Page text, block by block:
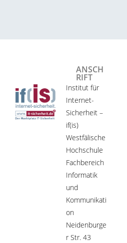
ANSCH
RIFT
Institut für
Internet-
Sicherheit –
if(is)
Westfälische
Hochschule
Fachbereich
Informatik
und
Kommunikati
on
Neidenburge
r Str. 43